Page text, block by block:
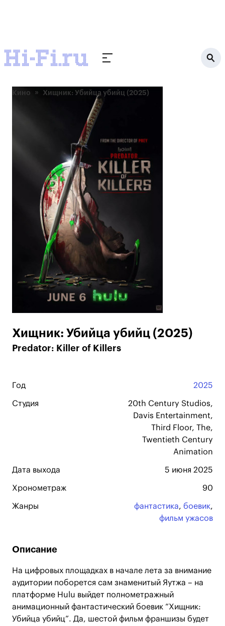
Кино Хищник: Убийца убийц (2025)
Хищник: Убийца убийц (2025)
Predator: Killer of Killers
Год 2025
Студия
20th Century Studios,
Davis Entertainment,
Third Floor, The,
Twentieth Century
Animation
Дата выхода 5 июня 2025
Хронометраж 90
Жанры фантастика, боевик,
фильм ужасов
Описание
На цифровых площадках в начале лета за внимание
аудитории поборется сам знаменитый Яутжа – на
платформе Hulu выйдет полнометражный
анимационный фантастический боевик “Хищник:
Убийца убийц”. Да, шестой фильм франшизы будет